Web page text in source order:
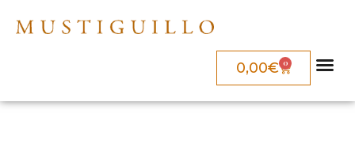
0,00€ 0